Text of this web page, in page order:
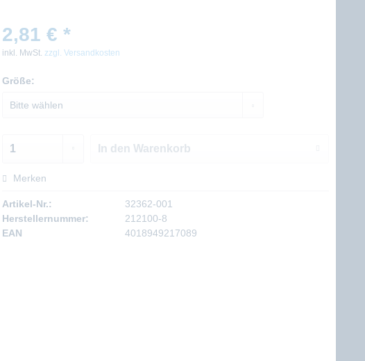
2,81 € *
inkl. MwSt. zzgl. Versandkosten
Größe:
In den Warenkorb
Merken
Artikel-Nr.:
32362-001
Herstellernummer:
212100-8
EAN
4018949217089